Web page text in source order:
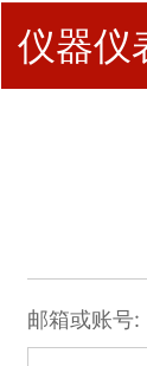
仪器仪
邮箱或账号: